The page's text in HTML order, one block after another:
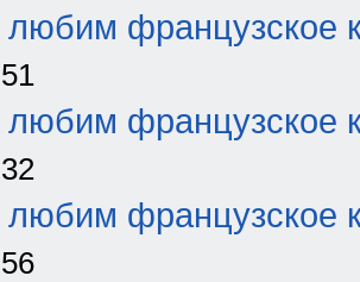
французское
французское
французское